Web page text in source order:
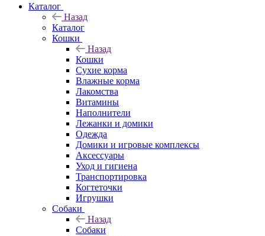
Каталог
Назад
Каталог
Кошки
Назад
Кошки
Сухие корма
Влажные корма
Лакомства
Витамины
Наполнители
Лежанки и домики
Одежда
Домики и игровые комплексы
Аксессуары
Уход и гигиена
Транспортировка
Когтеточки
Игрушки
Собаки
Назад
Собаки